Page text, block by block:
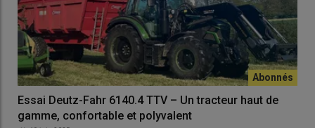
Essai Deutz-Fahr 6140.4 TTV – Un tracteur haut de
gamme, confortable et polyvalent